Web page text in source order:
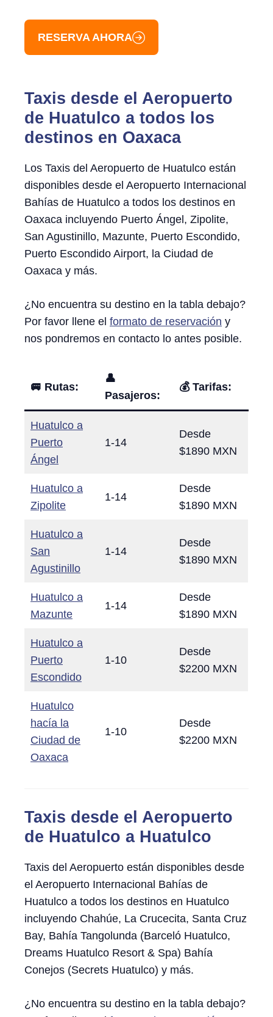
RESERVA AHORA
Taxis desde el Aeropuerto
de Huatulco a todos los
destinos en Oaxaca
Los Taxis del Aeropuerto de Huatulco están
disponibles desde el Aeropuerto Internacional
Bahías de Huatulco a todos los destinos en
Oaxaca incluyendo Puerto Ángel, Zipolite,
San Agustinillo, Mazunte, Puerto Escondido,
Puerto Escondido Airport, la Ciudad de
Oaxaca y más.
¿No encuentra su destino en la tabla debajo?
Por favor llene el formato de reservación y
nos pondremos en contacto lo antes posible.
🚐 Rutas:
👤
Pasajeros:
💰Tarifas:
Huatulco a
Puerto
Ángel
1-14
Desde
$1890 MXN
Huatulco a
Zipolite
1-14
Desde
$1890 MXN
Huatulco a
San
Agustinillo
1-14
Desde
$1890 MXN
Huatulco a
Mazunte
1-14
Desde
$1890 MXN
Huatulco a
Puerto
Escondido
1-10
Desde
$2200 MXN
Huatulco
hacía la
Ciudad de
Oaxaca
1-10
Desde
$2200 MXN
Taxis desde el Aeropuerto
de Huatulco a Huatulco
Taxis del Aeropuerto están disponibles desde
el Aeropuerto Internacional Bahías de
Huatulco a todos los destinos en Huatulco
incluyendo Chahúe, La Crucecita, Santa Cruz
Bay, Bahía Tangolunda (Barceló Huatulco,
Dreams Huatulco Resort & Spa) Bahía
Conejos (Secrets Huatulco) y más.
¿No encuentra su destino en la tabla debajo?